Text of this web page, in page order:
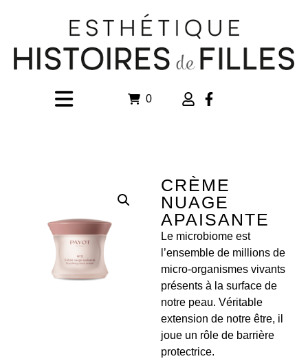
0
CRÈME
NUAGE
APAISANTE
Le microbiome est
l’ensemble de millions de
micro-organismes vivants
présents à la surface de
notre peau. Véritable
extension de notre être, il
joue un rôle de barrière
protectrice.